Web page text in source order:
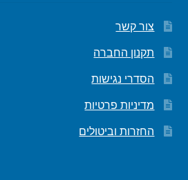
צור קשר
תקנון החברה
הסדרי נגישות
מדיניות פרטיות
החזרות וביטולים